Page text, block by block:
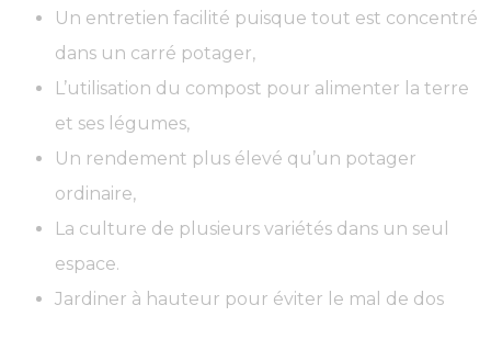
Un entretien facilité puisque tout est concentré
dans un carré potager,
L’utilisation du compost pour alimenter la terre
et ses légumes,
Un rendement plus élevé qu’un potager
ordinaire,
La culture de plusieurs variétés dans un seul
espace.
Jardiner à hauteur pour éviter le mal de dos